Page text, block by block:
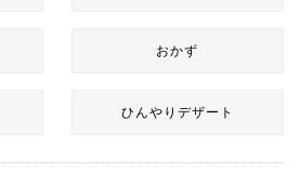
おかず
ひんやりデザート